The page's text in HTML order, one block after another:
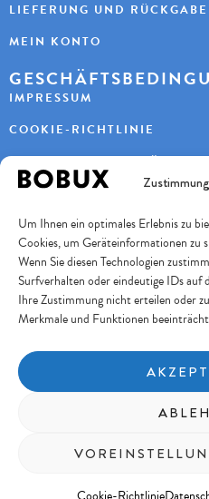
Um Ihnen ein optimales Erlebnis zu
Cookies, um Geräteinformationen zu
Wenn Sie diesen Technologien
Surfverhalten oder eindeutige IDs auf
Ihre Zustimmung nicht erteilen oder
Merkmale und Funktionen
Cookie-Richtlinie
LIEFERUNG UND RÜCKGABE
MEIN KONTO
IMPRESSUM
COOKIE-RICHTLINIE
DATENSCHUTZERKLÄRUNG
Copyright ©
KAYBEE AG
TURBENWEG 9
3073 GÜMLIGEN
+41 31 951 11 10
INFO@BOBUXSCHWEIZ.CH
FOLGE UNS